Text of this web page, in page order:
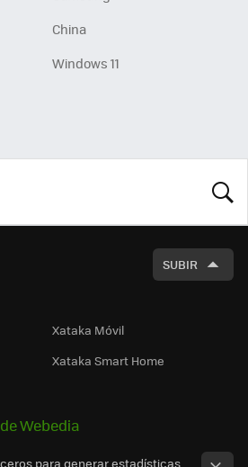
China
Windows 11
SUBIR
Xataka Móvil
Xataka Smart Home
Webedia
para generar estadísticas